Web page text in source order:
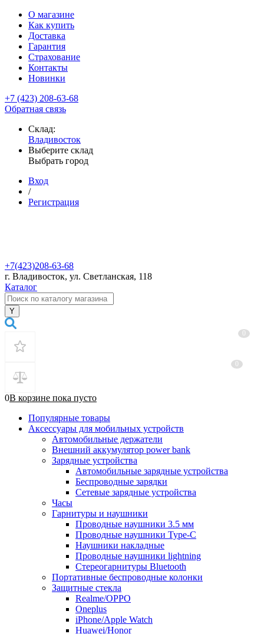
О магазине
Как купить
Доставка
Гарантия
Страхование
Контакты
Новинки
+7 (423) 208-63-68
Обратная связь
Склад:
Владивосток
Выберите склад
Выбрать город
Вход
/
Регистрация
+7(423)208-63-68
г. Владивосток, ул. Светланская, 118
Каталог
0В корзине пока пусто
Популярные товары
Аксессуары для мобильных устройств
Автомобильные держатели
Внешний аккумулятор power bank
Зарядные устройства
Автомобильные зарядные устройства
Беспроводные зарядки
Сетевые зарядные устройства
Часы
Гарнитуры и наушники
Проводные наушники 3.5 мм
Проводные наушники Type-C
Наушники накладные
Проводные наушники lightning
Стереогарнитуры Bluetooth
Портативные беспроводные колонки
Защитные стекла
Realme/OPPO
Oneplus
iPhone/Apple Watch
Huawei/Honor